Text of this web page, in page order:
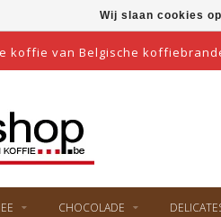
koffie van Belgische
CHOCOLADE
Wij slaan cookies